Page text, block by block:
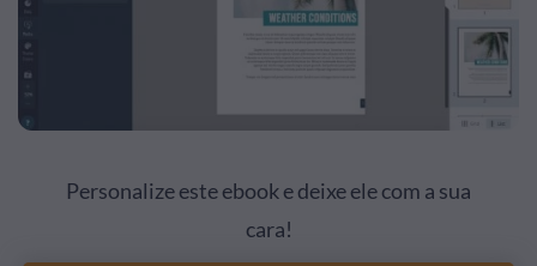
Personalize este ebook e deixe ele com a sua
cara!